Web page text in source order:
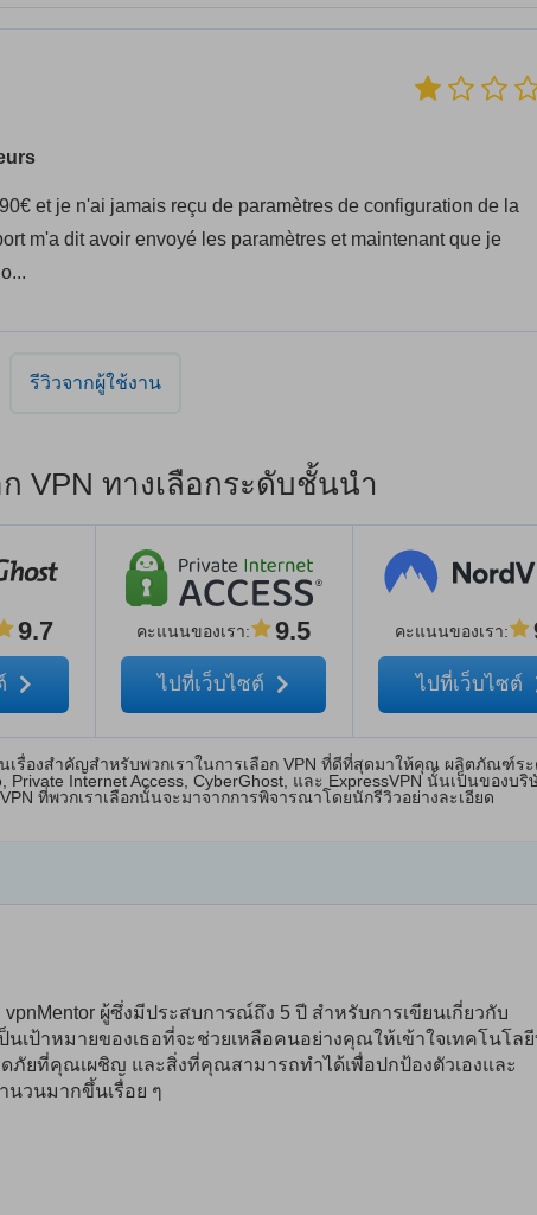
et je n'ai jamais reçu de paramètres de configuration de la
m'a dit avoir envoyé les paramètres et maintenant que je
รีวิวจากผู้ใช้งาน
VPN ทางเลือกระดับชั้นนำ
9.7 คะแนนของเรา: 9.5
ไปที่เว็บไซต์
คะแนนของเรา:
ไปที่เว็บไซต์
เรื่องสำคัญสำหรับพวกเราในการเลือก VPN ที่ดีที่สุดมาให้คุณ ผลิตภัณฑ์ร
Internet Access, CyberGhost, และ ExpressVPN นั้นเป็นของบริ
ที่พวกเราเลือกนั้นจะมาจากการพิจารณาโดยนักรีวิวอย่างละเอียด
ผู้ซึ่งมีประสบการณ์ถึง 5 ปี สำหรับการเขียนเกี่ยวกับ
เป้าหมายของเธอที่จะช่วยเหลือคนอย่างคุณให้เข้าใจเทคโนโ
ยที่คุณเผชิญ และสิ่งที่คุณสามารถทำได้เพื่อปกป้องตัวเองและ
วนมากขึ้นเรื่อย ๆ